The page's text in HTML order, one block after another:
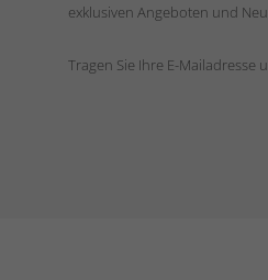
exklusiven Angeboten und
Tragen Sie Ihre E-Mailadresse